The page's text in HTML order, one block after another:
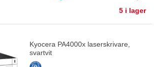
5 i lager
Kyocera PA4000x laserskrivare,
svartvit